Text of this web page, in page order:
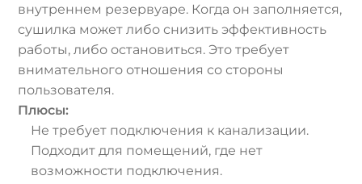
внутреннем резервуаре. Когда он заполняется,
сушилка может либо снизить эффективность
работы, либо остановиться. Это требует
внимательного отношения со стороны
пользователя.
Плюсы:
Не требует подключения к канализации.
Подходит для помещений, где нет
возможности подключения.